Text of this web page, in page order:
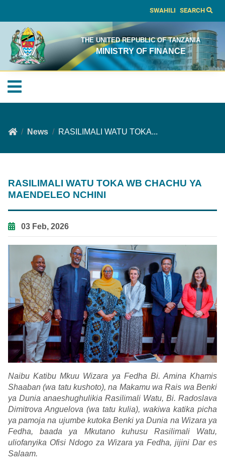
SWAHILI SEARCH
THE UNITED REPUBLIC OF TANZANIA
MINISTRY OF FINANCE
News RASILIMALI WATU TOKA...
RASILIMALI WATU TOKA WB CHACHU YA
MAENDELEO NCHINI
03 Feb, 2026
Naibu Katibu Mkuu Wizara ya Fedha Bi. Amina Khamis
Shaaban (wa tatu kushoto), na Makamu wa Rais wa Benki
ya Dunia anaeshughulikia Rasilimali Watu, Bi. Radoslava
Dimitrova Anguelova (wa tatu kulia), wakiwa katika picha
ya pamoja na ujumbe kutoka Benki ya Dunia na Wizara ya
Fedha, baada ya Mkutano kuhusu Rasilimali Watu,
uliofanyika Ofisi Ndogo za Wizara ya Fedha, jijini Dar es
Salaam.